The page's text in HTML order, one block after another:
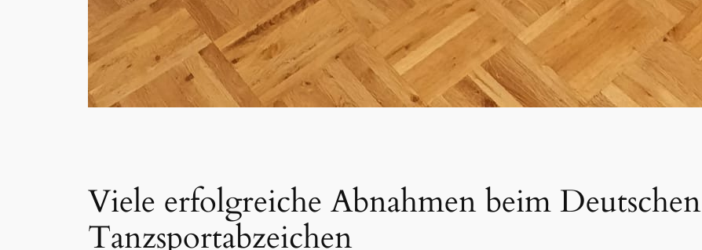
Viele erfolgreiche Abnahmen beim Deutschen
Tanzsportabzeichen